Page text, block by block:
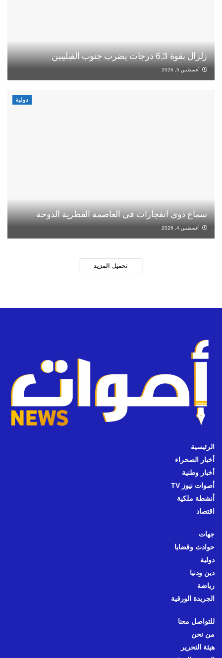
زلزال بقوة 6,3 درجات يضرب جنوب الفيليبين
أغسطس 5, 2026
دولية
سماع دوي انفجارات في العاصمة القطرية الدوحة
أغسطس 4, 2026
تحميل المزيد
الرئيسية
أخبار الصحراء
أخبار وطنية
أصوات نيوز TV
أنشطة ملكية
اقتصاد
جهات
حوادث وقضايا
دولية
دين ودنيا
رياضة
الجريدة الورقية
للتواصل معنا
من نحن
هيئة التحرير